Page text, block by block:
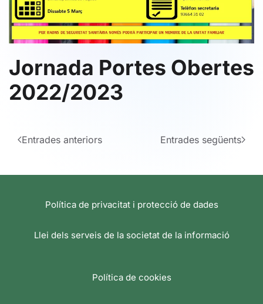
Jornada Portes Obertes
2022/2023
Entrades anteriors Entrades següents
Política de privacitat i protecció de dades
Llei dels serveis de la societat de la informació
Política de cookies